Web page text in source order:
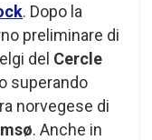
. Dopo la
preliminare di
del Cercle
superando
norvegese di
. Anche in